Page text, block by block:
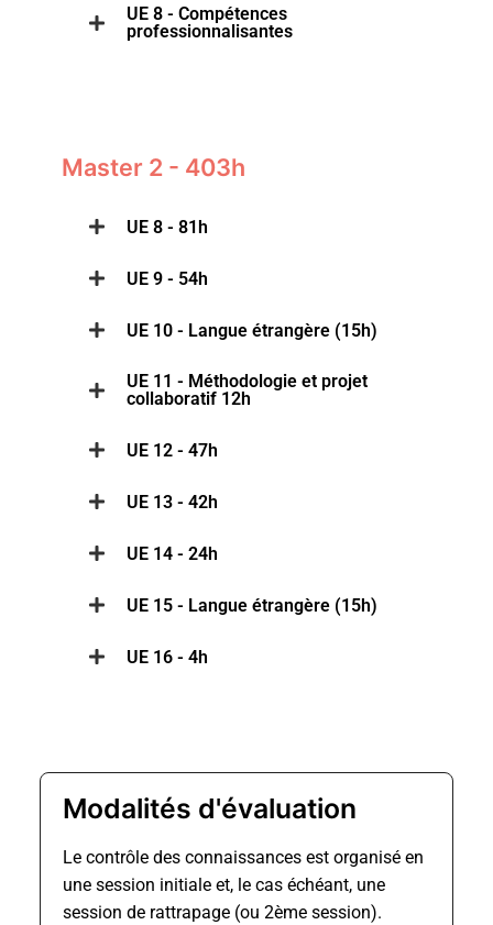
UE 8 - Compétences
professionnalisantes
Master 2 - 403h
UE 8 - 81h
UE 9 - 54h
UE 10 - Langue étrangère (15h)
UE 11 - Méthodologie et projet
collaboratif 12h
UE 12 - 47h
UE 13 - 42h
UE 14 - 24h
UE 15 - Langue étrangère (15h)
UE 16 - 4h
Modalités d'évaluation
Le contrôle des connaissances est organisé en
une session initiale et, le cas échéant, une
session de rattrapage (ou 2ème session).